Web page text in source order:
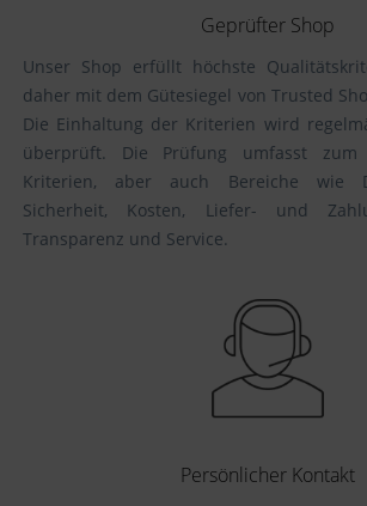
Geprüfter Shop
Unser Shop erfüllt höchste
daher mit dem Gütesiegel von Trusted
Die Einhaltung der Kriterien wird
überprüft. Die Prüfung umfasst zum
Kriterien, aber auch Bereiche wie
Sicherheit, Kosten, Liefer- und
Transparenz und Service.
Persönlicher Kontakt